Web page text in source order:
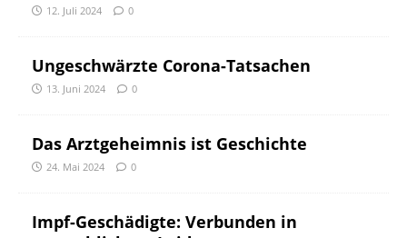
12. Juli 2024 0
Ungeschwärzte Corona-Tatsachen
13. Juni 2024 0
Das Arztgeheimnis ist Geschichte
24. Mai 2024 0
Impf-Geschädigte: Verbunden in